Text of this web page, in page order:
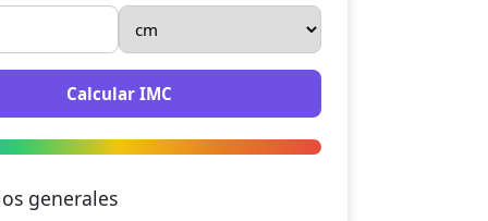
Calcular IMC
generales